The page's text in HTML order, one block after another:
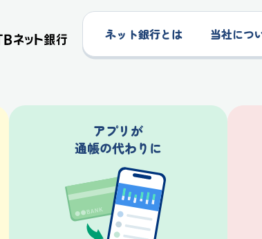
ドコモの銀行 ドコモ
ネット銀行とは 当社につ
アプリが
通帳の代わりに